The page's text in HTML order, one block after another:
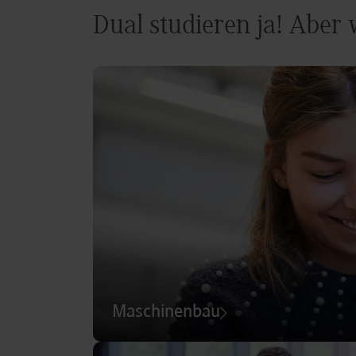
Dual studieren ja! Aber
Maschinenbau